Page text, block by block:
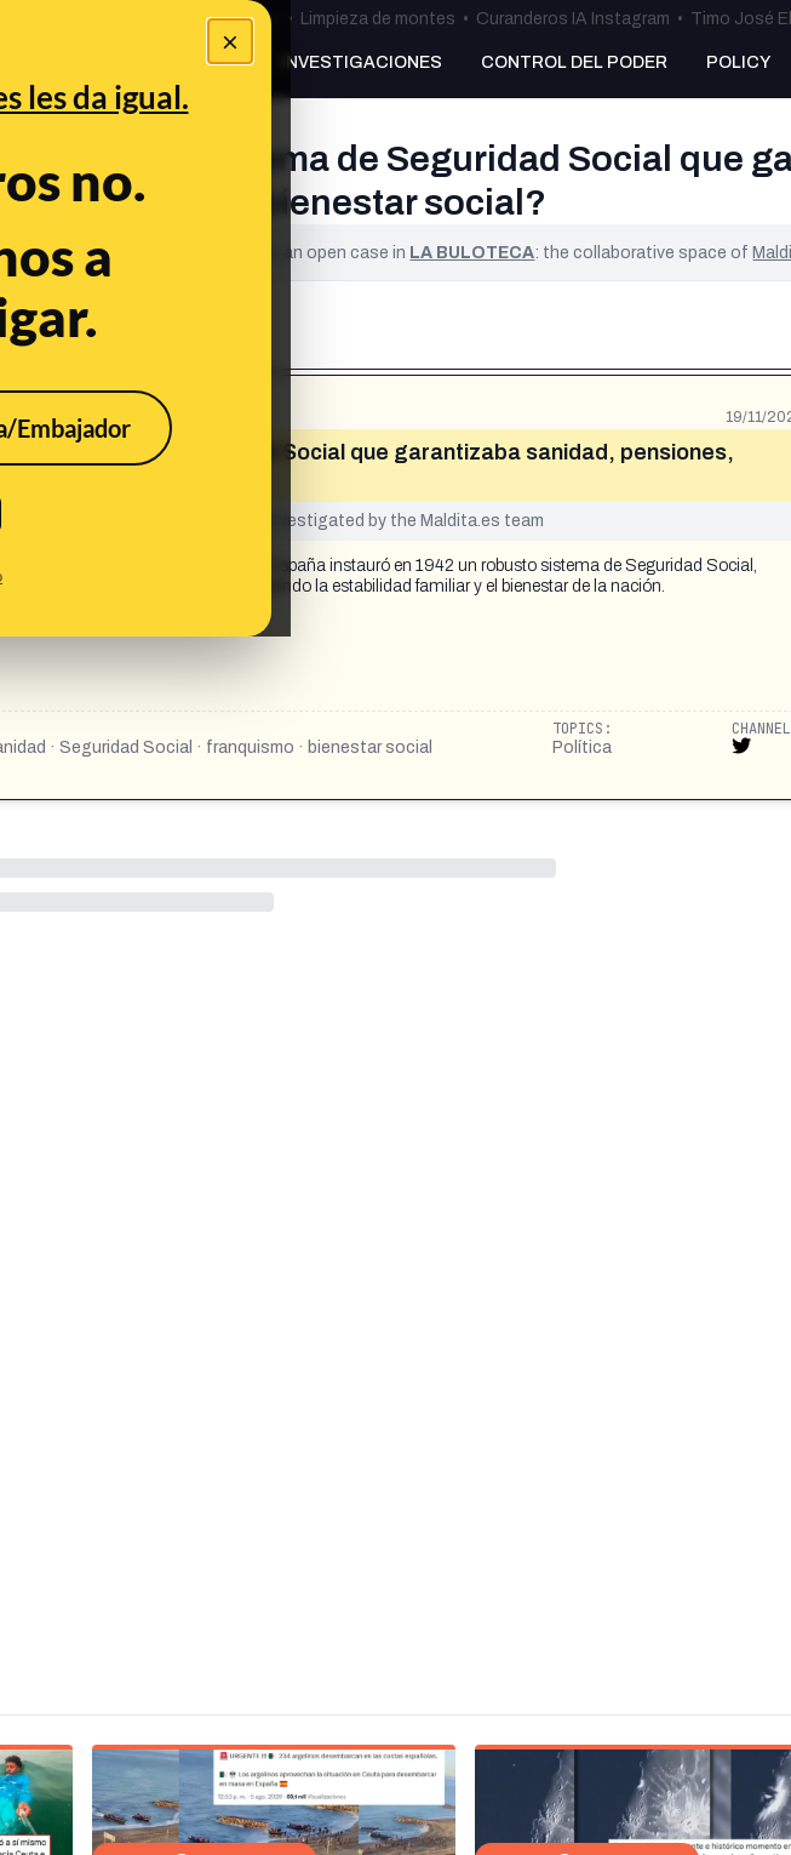
×
les da igual.
no.
a
Embajador
Bulos Ceuta • Limpieza de montes • Curanderos IA Instagram • Timo José
PREBUNKING INVESTIGACIONES CONTROL DEL PODER POLICY
en 1942 un sistema de Seguridad Social que
familiar y bienestar social?
has NOT yet been verified. It is an open case in LA BULOTECA: the collaborative space of
19/11/
un sistema de Seguridad Social que garantizaba sanidad, pensiones,
This content has not yet been investigated by the Maldita.es team
del Caudillo Francisco Franco, España instauró en 1942 un robusto sistema de Seguridad Social,
a sanidad y pensiones, fortaleciendo la estabilidad familiar y el bienestar de la nación.
· Seguridad Social · franquismo · bienestar social
TOPICS:
Política